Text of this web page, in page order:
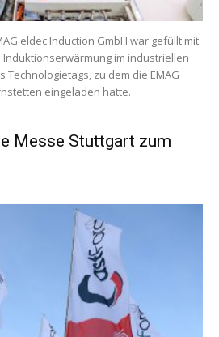
eldec Induction GmbH war gefüllt mit
im industriellen
Technologietags, zu dem die EMAG
eingeladen hatte.
Messe Stuttgart zum